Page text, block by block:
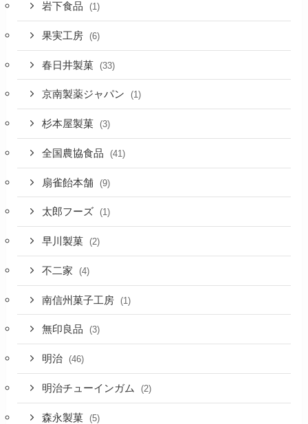
岩下食品 (1)
果実工房 (6)
春日井製菓 (33)
京南製薬ジャパン (1)
杉本屋製菓 (3)
全国農協食品 (41)
扇雀飴本舗 (9)
太郎フーズ (1)
早川製菓 (2)
不二家 (4)
南信州菓子工房 (1)
無印良品 (3)
明治 (46)
明治チューインガム (2)
森永製菓 (5)